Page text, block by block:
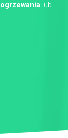
ogrzewania lub